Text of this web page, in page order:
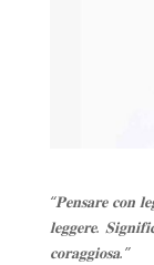
“𝐏𝐞𝐧𝐬𝐚𝐫𝐞 𝐜𝐨𝐧
𝐥𝐞𝐠𝐠𝐞𝐫𝐞.
𝐜𝐨𝐫𝐚𝐠𝐠𝐢𝐨𝐬𝐚.”